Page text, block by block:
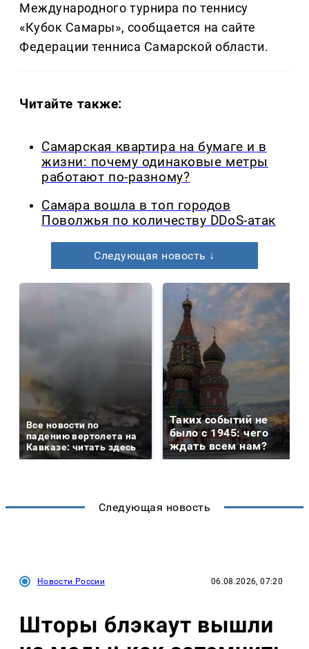
Международного турнира по теннису
«Кубок Самары», сообщается на сайте
Федерации тенниса Самарской области.
Читайте также:
Самарская квартира на бумаге и в
жизни: почему одинаковые метры
работают по-разному?
Самара вошла в топ городов
Поволжья по количеству DDoS-атак
Следующая новость ↓
Все новости по
падению вертолета на
Кавказе: читать здесь
Таких событий не
было с 1945: чего
ждать всем нам?
Следующая новость
Новости России 06.08.2026, 07:20
Шторы блэкаут вышли